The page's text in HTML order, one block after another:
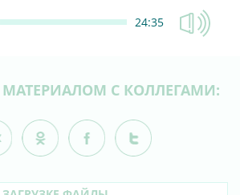
24:35
МАТЕРИАЛОМ С КОЛЛЕГАМИ: